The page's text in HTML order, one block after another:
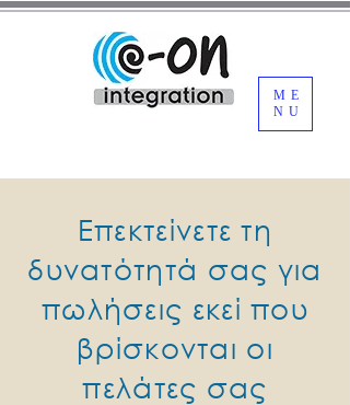
ME
NU
Επεκτείνετε τη
δυνατότητά σας για
πωλήσεις εκεί που
βρίσκονται οι
πελάτες σας